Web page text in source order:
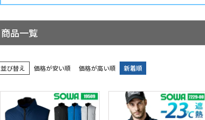
商品一覧
並び替え 価格が安い順 価格が高い順 新着順